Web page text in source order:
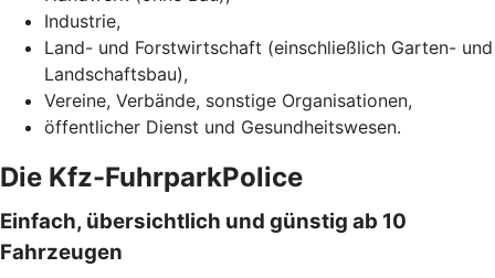
Industrie,
Land- und Forstwirtschaft (einschließlich Garten- und
Landschaftsbau),
Vereine, Verbände, sonstige Organisationen,
öffentlicher Dienst und Gesundheitswesen.
Die Kfz-FuhrparkPolice
Einfach, übersichtlich und günstig ab 10
Fahrzeugen